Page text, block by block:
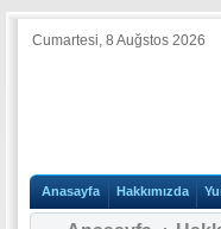
Cumartesi, 8 Auğstos 2026
Anasayfa Hakkımızda